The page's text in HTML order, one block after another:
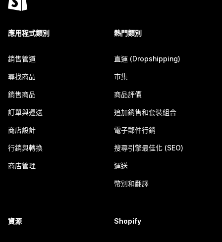
應用程式類別
銷售管道
尋找商品
銷售商品
訂單與運送
商店設計
行銷與轉換
商店管理
熱門類別
直運 (Dropshipping)
市集
商品評價
追加銷售和套裝組合
電子郵件行銷
搜尋引擎最佳化 (SEO)
運送
幣別和翻譯
資源 Shopify